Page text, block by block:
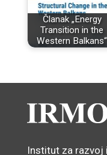
Članak „Energy
Transition in the
Western Balkans“
Institut za razvoj